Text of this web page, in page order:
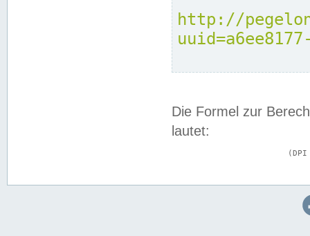
http://
Die Formel zur
lautet: